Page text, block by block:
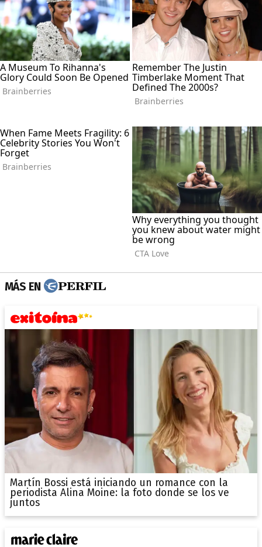
MÁS EN
Martín Bossi está iniciando un romance con la
periodista Alina Moine: la foto donde se los ve
juntos